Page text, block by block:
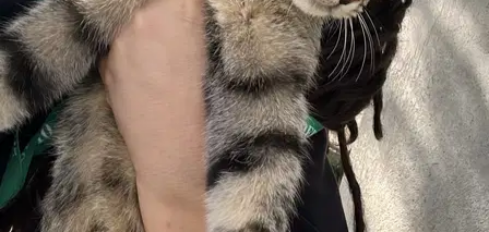
6.Daniela Ramponi
Nuovo
Brescia, 25136